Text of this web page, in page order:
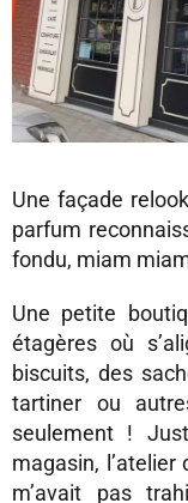
Une façade
parfum
fondu, miam
Une petite
étagères où
biscuits, des
tartiner ou
seulement !
magasin,
m’avait pas